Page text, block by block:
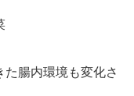
腸内環境も変化さ